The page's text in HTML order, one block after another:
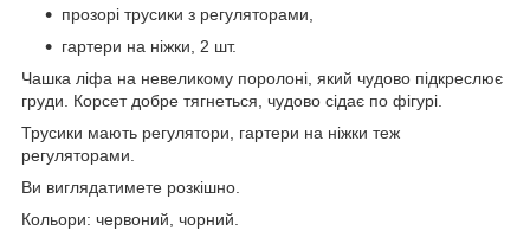
прозорі трусики з регуляторами,
гартери на ніжки, 2 шт.
Чашка ліфа на невеликому поролоні, який чудово підкреслює
груди. Корсет добре тягнеться, чудово сідає по фігурі.
Трусики мають регулятори, гартери на ніжки теж
регуляторами.
Ви виглядатимете розкішно.
Кольори: червоний, чорний.